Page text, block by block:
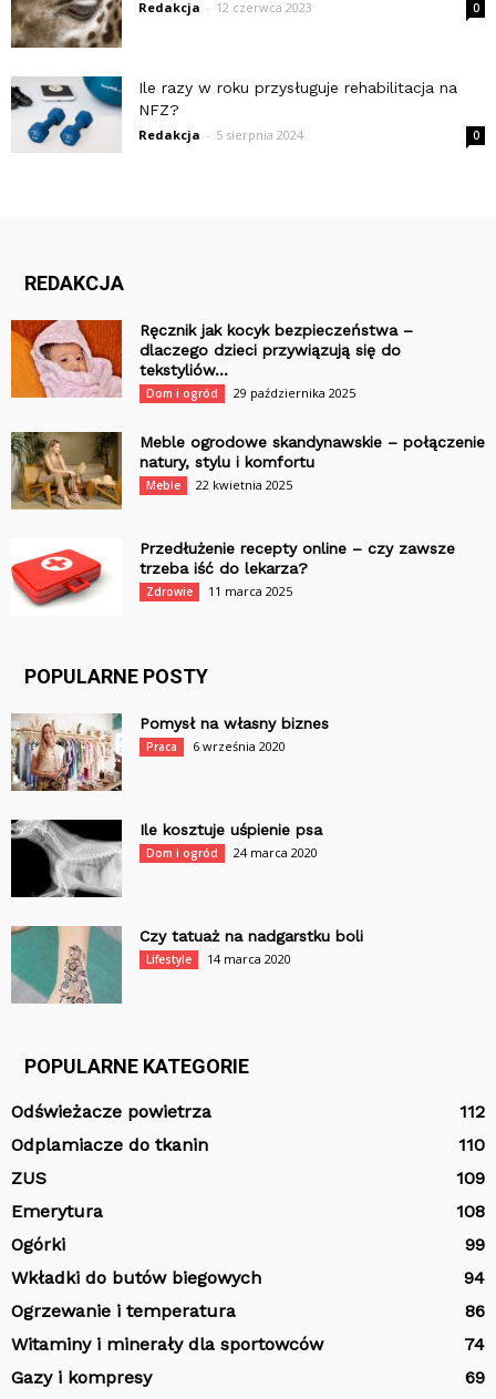
Redakcja - 12 czerwca 2023 0
Ile razy w roku przysługuje rehabilitacja na
NFZ?
Redakcja - 5 sierpnia 2024 0
REDAKCJA
Ręcznik jak kocyk bezpieczeństwa –
dlaczego dzieci przywiązują się do
tekstyliów...
Dom i ogród 29 października 2025
Meble ogrodowe skandynawskie – połączenie
natury, stylu i komfortu
Meble 22 kwietnia 2025
Przedłużenie recepty online – czy zawsze
trzeba iść do lekarza?
Zdrowie 11 marca 2025
POPULARNE POSTY
Pomysł na własny biznes
Praca 6 września 2020
Ile kosztuje uśpienie psa
Dom i ogród 24 marca 2020
Czy tatuaż na nadgarstku boli
Lifestyle 14 marca 2020
POPULARNE KATEGORIE
Odświeżacze powietrza
112
Odplamiacze do tkanin
110
ZUS
109
Emerytura
108
Ogórki
99
Wkładki do butów biegowych
94
Ogrzewanie i temperatura
86
Witaminy i minerały dla sportowców
74
Gazy i kompresy
69